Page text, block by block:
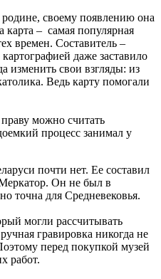
родине, своему появлению она
карта – самая популярная
времен. Составитель –
даже заставило
изменить свои взгляды: из
Ведь карту помогали
можно считать
процесс занимал у
почти нет. Ее составил
Он не был в
точна для Средневековья.
могли рассчитывать
гравировка никогда не
перед покупкой музей
работ.